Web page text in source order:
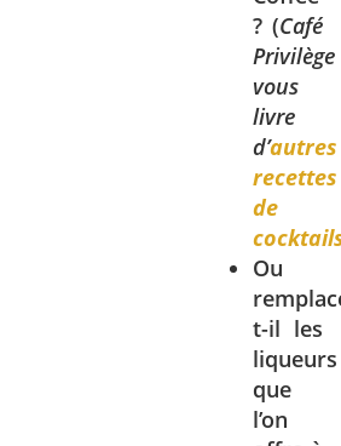
? (Café
Privilège
vous
livre
d’autres
recettes
de
Ou
t-il les
liqueurs
que
l’on